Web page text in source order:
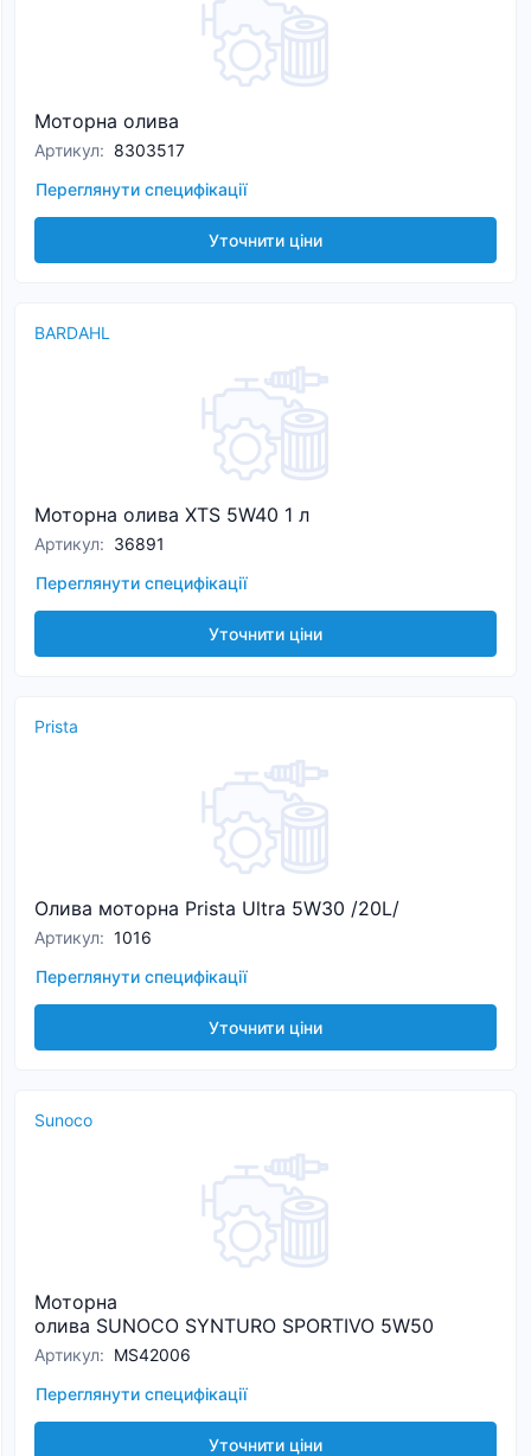
Моторна олива
Артикул: 8303517
Переглянути специфікації
Уточнити ціни
BARDAHL
Моторна олива XTS 5W40 1 л
Артикул: 36891
Переглянути специфікації
Уточнити ціни
Prista
Олива моторна Prista Ultra 5W30 /20L/
Артикул: 1016
Переглянути специфікації
Уточнити ціни
Sunoco
Моторна
олива SUNOCO SYNTURO SPORTIVO 5W50
Артикул: MS42006
Переглянути специфікації
Уточнити ціни